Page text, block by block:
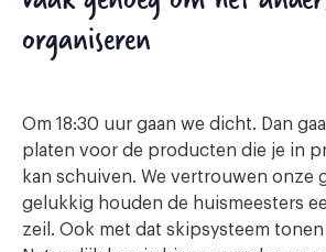
organiseren
Om 18:30 uur gaan we dicht. Dan
platen voor de producten die je in
kan schuiven. We vertrouwen onze
gelukkig houden de huismeesters
zeil. Ook met dat skipsysteem